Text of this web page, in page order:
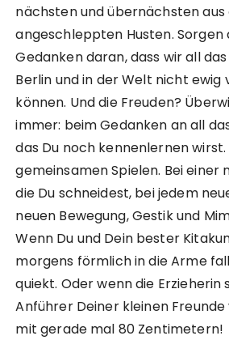
nächsten und übernächsten aus
angeschleppten Husten. Sorgen
Gedanken daran, dass wir all
Berlin und in der Welt nicht
können. Und die Freuden?
immer: beim Gedanken an all
das Du noch kennenlernen wirst.
gemeinsamen Spielen. Bei einer
die Du schneidest, bei jedem
neuen Bewegung, Gestik und
Wenn Du und Dein bester
morgens förmlich in die Arme
quiekt. Oder wenn die Erzieherin
Anführer Deiner kleinen
mit gerade mal 80 Zentimetern!